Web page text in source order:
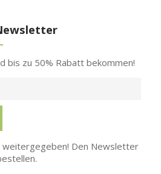
bis zu 50% Rabatt bekommen!
Den Newsletter